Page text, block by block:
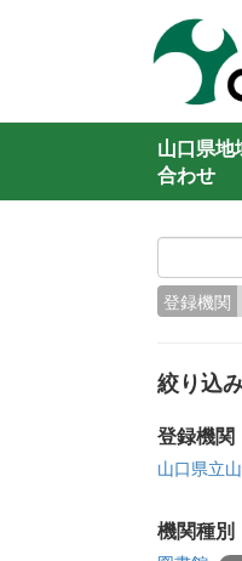
山口県地
合わせ
登録機関
絞り込
登録機関
山口県立
機関種別